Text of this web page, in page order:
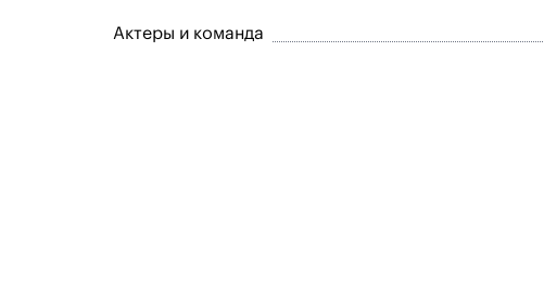
Актеры и команда